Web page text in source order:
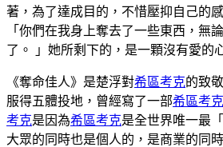
著，為了達成目的，不惜壓抑自己的
「你們在我身上奪去了一些東西，無
了。 」她所剩下的，是一顆沒有愛的
《奪命佳人》是楚浮對希區考克的致
服得五體投地，曾經寫了一部希區考克
考克是因為希區考克是全世界唯一最
大眾的同時也是個人的，是商業的同